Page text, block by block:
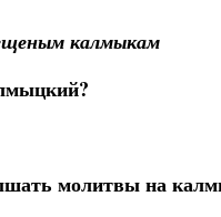
калмыкам
молитвы на